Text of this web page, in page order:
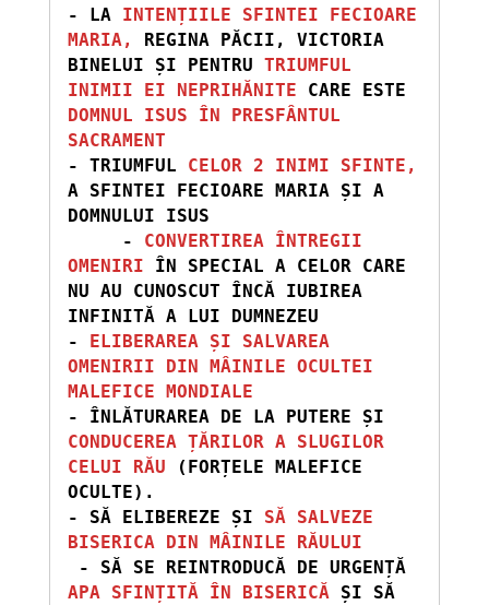
- LA INTENȚIILE SFINTEI FECIOARE
MARIA,
REGINA PĂCII, VICTORIA
BINELUI ȘI PENTRU TRIUMFUL
INIMII EI NEPRIHĂNITE
DOMNUL ISUS ÎN PRESFÂNTUL
SACRAMENT
- TRIUMFUL CELOR 2 INIMI SFINTE,
A SFINTEI FECIOARE MARIA ȘI A
DOMNULUI ISUS
     -
CONVERTIREA ÎNTREGII
OMENIRI ÎN SPECIAL A CELOR CARE
NU AU CUNOSCUT ÎNCĂ IUBIREA
INFINITĂ A LUI DUMNEZEU
-
ELIBERAREA ȘI SALVAREA
OMENIRII DIN MÂINILE OCULTEI
MALEFICE MONDIALE
- ÎNLĂTURAREA DE LA PUTERE ȘI
CONDUCEREA ȚĂRILOR A SLUGILOR
CELUI RĂU
(FORȚELE MALEFICE
OCULTE).
- SĂ ELIBEREZE ȘI SĂ SALVEZE
BISERICA DIN MÂINILE RĂULUI
- SĂ SE REINTRODUCĂ DE URGENȚĂ
APA SFINȚITĂ ÎN BISERICĂ ȘI SĂ